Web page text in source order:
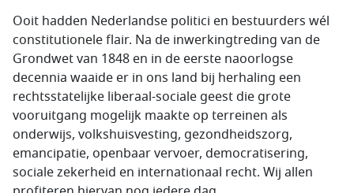
Ooit hadden Nederlandse politici en bestuurders wél
constitutionele flair. Na de inwerkingtreding van de
Grondwet van 1848 en in de eerste naoorlogse
decennia waaide er in ons land bij herhaling een
rechtsstatelijke liberaal-sociale geest die grote
vooruitgang mogelijk maakte op terreinen als
onderwijs, volkshuisvesting, gezondheidszorg,
emancipatie, openbaar vervoer, democratisering,
sociale zekerheid en internationaal recht. Wij allen